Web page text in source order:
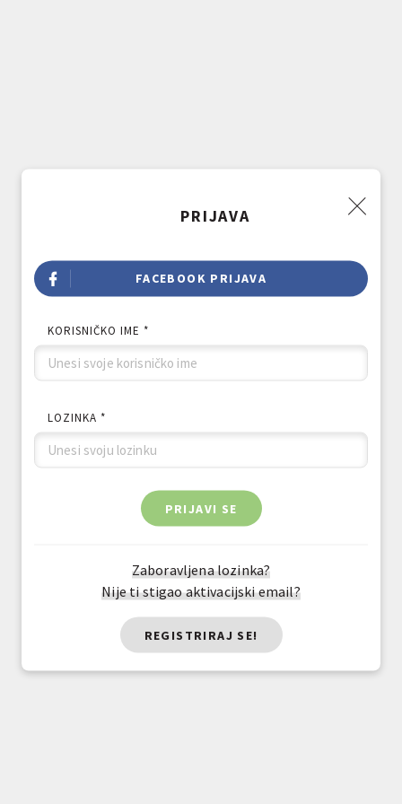
PRIJAVA
FACEBOOK PRIJAVA
KORISNIČKO IME *
LOZINKA *
PRIJAVI SE
Zaboravljena lozinka?
Nije ti stigao aktivacijski email?
REGISTRIRAJ SE!